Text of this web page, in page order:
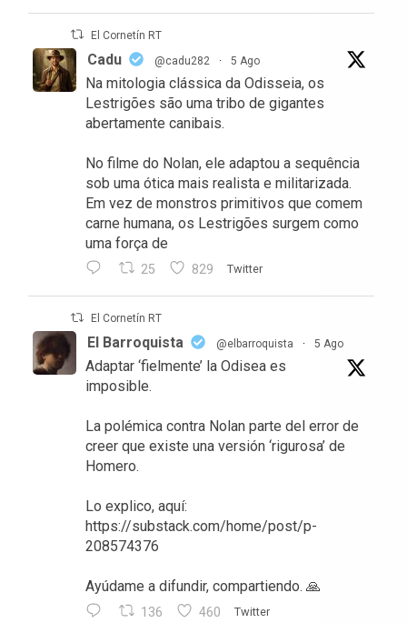
El Cornetín RT
Cadu @cadu282 · 5 Ago
Na mitologia clássica da Odisseia, os
Lestrigões são uma tribo de gigantes
abertamente canibais.
No filme do Nolan, ele adaptou a sequência
sob uma ótica mais realista e militarizada.
Em vez de monstros primitivos que comem
carne humana, os Lestrigões surgem como
uma força de
25 829 Twitter
El Cornetín RT
El Barroquista @elbarroquista · 5 Ago
Adaptar ‘fielmente’ la Odisea es
imposible.
La polémica contra Nolan parte del error de
creer que existe una versión ‘rigurosa’ de
Homero.
Lo explico, aquí:
https://substack.com/home/post/p-
208574376
Ayúdame a difundir, compartiendo. 🙏
136 460 Twitter